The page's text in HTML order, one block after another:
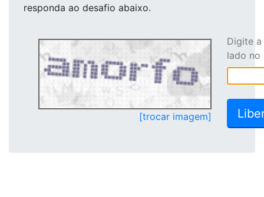
responda ao desafio abaixo.
[trocar imagem]
Digite
lado no